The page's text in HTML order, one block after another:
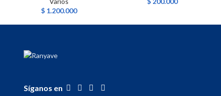
$ 1.200.000
Síganos en